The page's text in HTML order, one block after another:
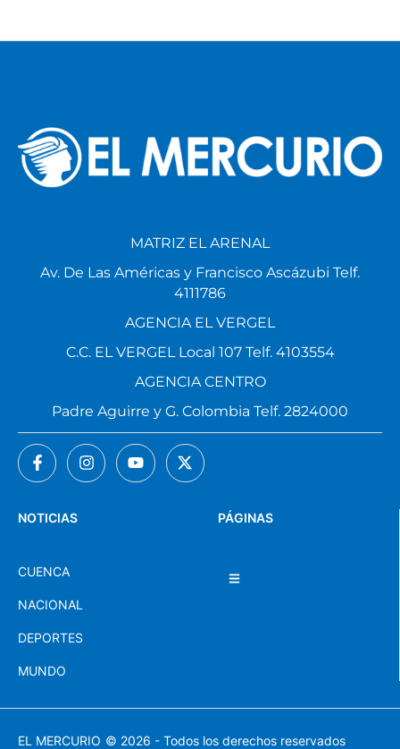
PÁGINAS
NOTICIAS
CUENCA
NACIONAL
DEPORTES
MUNDO
MATRIZ EL ARENAL
Av. De Las Américas y Francisco Ascázubi Telf.
4111786
AGENCIA EL VERGEL
C.C. EL VERGEL Local 107 Telf. 4103554
AGENCIA CENTRO
Padre Aguirre y G. Colombia Telf. 2824000
EL MERCURIO © 2026 - Todos los derechos reservados